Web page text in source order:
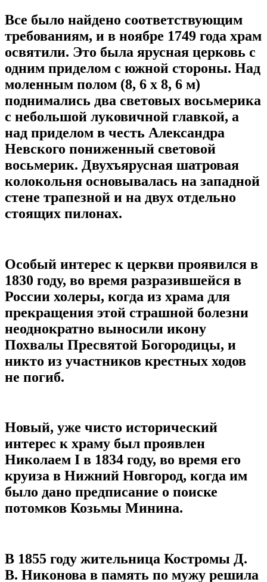
Все было найдено соответствующим
требованиям, и в ноябре 1749 года храм
освятили. Это была ярусная церковь с
одним приделом с южной стороны. Над
моленным полом (8, 6 х 8, 6 м)
поднимались два световых восьмерика
с небольшой луковичной главкой, а
над приделом в честь Александра
Невского пониженный световой
восьмерик. Двухъярусная шатровая
колокольня основывалась на западной
стене трапезной и на двух отдельно
стоящих пилонах.
Особый интерес к церкви проявился в
1830 году, во время разразившейся в
России холеры, когда из храма для
прекращения этой страшной болезни
неоднократно выносили икону
Похвалы Пресвятой Богородицы, и
никто из участников крестных ходов
не погиб.
Новый, уже чисто исторический
интерес к храму был проявлен
Николаем I в 1834 году, во время его
круиза в Нижний Новгород, когда им
было дано предписание о поиске
потомков Козьмы Минина.
В 1855 году жительница Костромы Д.
В. Никонова в память по мужу решила